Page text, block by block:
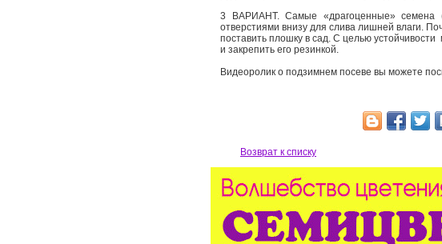
3 ВАРИАНТ. Самые «драгоценные» семена
отверстиями внизу для слива лишней влаги.
поставить плошку в сад. С целью
и закрепить его резинкой.
Видеоролик о подзимнем посеве вы можете
Возврат к списку